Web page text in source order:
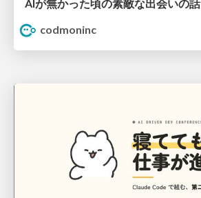
AIが無かった頃の素敵な出会いの話
codmoninc